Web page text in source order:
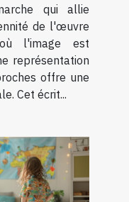
qui allie
de l'œuvre
l'image est
représentation
offre une
Cet écrit...